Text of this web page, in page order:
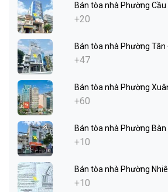
Bán tòa nhà Phường Cầu
+20
Bán tòa nhà Phường Tân
+47
Bán tòa nhà Phường
+60
Bán tòa nhà Phường Bàn
+10
Bán tòa nhà Phường
+10